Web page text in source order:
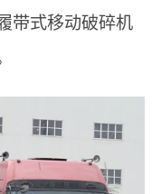
带式移动破碎机